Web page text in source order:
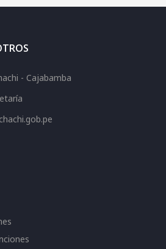
- Cajabamba